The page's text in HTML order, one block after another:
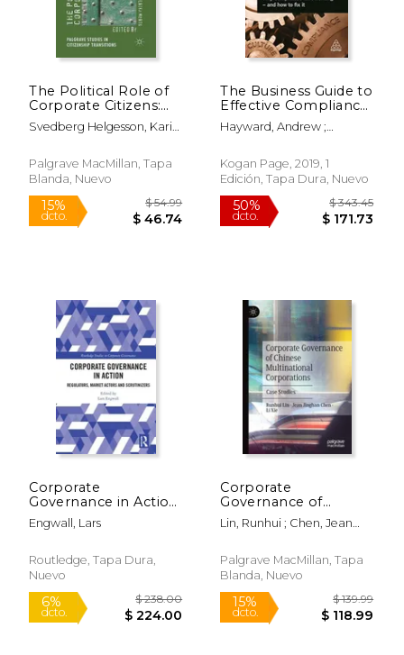
15% 15%
15%
dcto.
$ 22.99 15%
dcto.
The Political Role of
Corporate Citizens:
An Interdisciplinary
Approach (en Inglés)
Svedberg Helgesson, Karin
Palgrave MacMillan, Tapa
Blanda, Nuevo
The Business Guide to
Effective Compliance
and Ethics: Why
Compliance Isn't
fix it (en Inglés)
Hayward, Andrew ;
Thomas
Kogan Page, 2019, 1
Edición, Tapa Dura, Nuevo
Corporate
Governance in Action:
Regulators, Market
Actors and
Inglés)
Engwall, Lars
Routledge, Tapa Dura,
Nuevo
Corporate
Governance of
Chinese Multinational
Corporations: Case
Lin, Runhui ; Chen, Jean
Palgrave MacMillan, Tapa
Blanda, Nuevo